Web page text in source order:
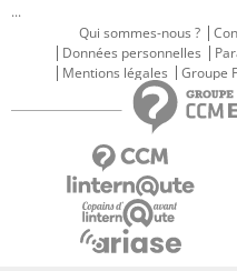
...
Qui sommes-nous ?
Données personnelles
Mentions légales
Groupe